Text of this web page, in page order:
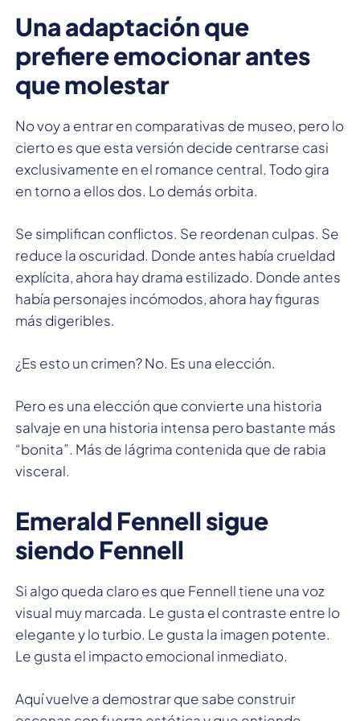
Una adaptación que
prefiere emocionar antes
que molestar
No voy a entrar en comparativas de museo, pero lo
cierto es que esta versión decide centrarse casi
exclusivamente en el romance central. Todo gira
en torno a ellos dos. Lo demás orbita.
Se simplifican conflictos. Se reordenan culpas. Se
reduce la oscuridad. Donde antes había crueldad
explícita, ahora hay drama estilizado. Donde antes
había personajes incómodos, ahora hay figuras
más digeribles.
¿Es esto un crimen? No. Es una elección.
Pero es una elección que convierte una historia
salvaje en una historia intensa pero bastante más
“bonita”. Más de lágrima contenida que de rabia
visceral.
Emerald Fennell sigue
siendo Fennell
Si algo queda claro es que Fennell tiene una voz
visual muy marcada. Le gusta el contraste entre lo
elegante y lo turbio. Le gusta la imagen potente.
Le gusta el impacto emocional inmediato.
Aquí vuelve a demostrar que sabe construir